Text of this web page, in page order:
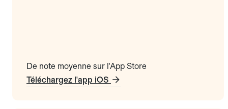
De note moyenne sur l'App Store
Téléchargez l'app iOS